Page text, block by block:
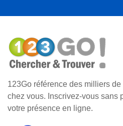
123Go référence des milliers
chez vous. Inscrivez-vous sans
votre présence en ligne.